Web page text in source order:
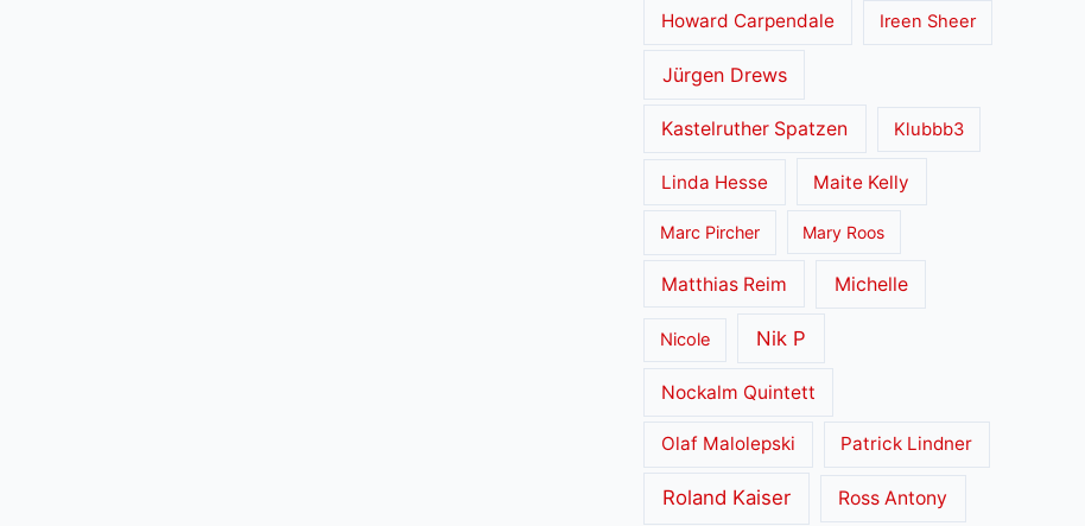
Howard Carpendale Ireen Sheer
Jürgen Drews
Kastelruther Spatzen Klubbb3
Linda Hesse Maite Kelly
Marc Pircher Mary Roos
Matthias Reim Michelle
Nicole Nik P
Nockalm Quintett
Olaf Malolepski Patrick Lindner
Roland Kaiser Ross Antony